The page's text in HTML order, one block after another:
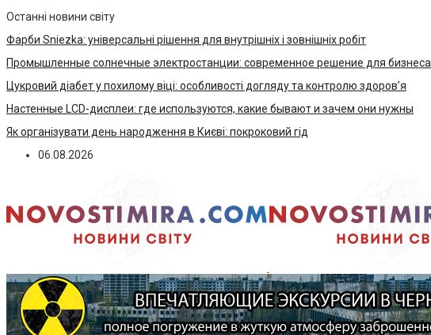
Останні новини світу
Фарби Sniezka: універсальні рішення для внутрішніх і зовнішніх робіт
Промышленные солнечные электростанции: современное решение для бизнеса
Цукровий діабет у похилому віці: особливості догляду та контролю здоров’я
Настенные LCD-дисплеи: где используются, какие бывают и зачем они нужны
Як організувати день народження в Києві: покроковий гід
06.08.2026